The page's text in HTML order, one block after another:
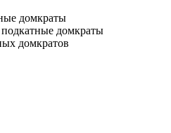
домкраты
домкраты
домкратов